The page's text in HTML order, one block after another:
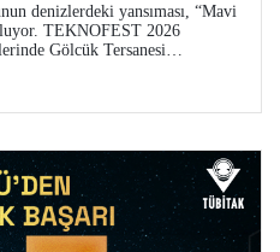
denizlerdeki yansıması, “Mavi
TEKNOFEST 2026
Gölcük Tersanesi
Mavi Vatan,
ön plana çıkacağı özel bir